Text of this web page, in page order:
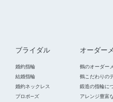
ブライダル
婚約指輪
結婚指輪
婚約ネックレス
プロポ―ズ
オーダー
鶴のオーダー
鶴こだわりの
鍛造の指輪に
アレンジ豊富